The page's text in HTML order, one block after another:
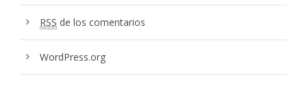
RSS de los comentarios
WordPress.org